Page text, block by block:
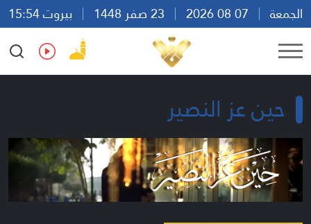
الجمعة
بيروت 15:54
Ar
En Fr Es
حين عز النصير